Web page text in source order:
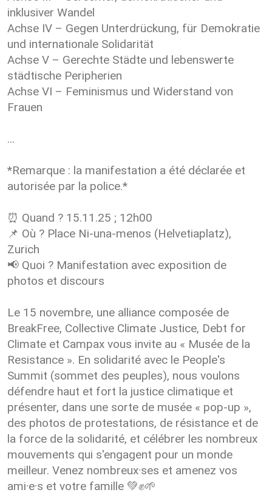
inklusiver Wandel
Achse IV – Gegen Unterdrückung, für Demokratie
und internationale Solidarität
Achse V – Gerechte Städte und lebenswerte
städtische Peripherien
Achse VI – Feminismus und Widerstand von
Frauen
...
*Remarque : la manifestation a été déclarée et
autorisée par la police.*
⏰ Quand ? 15.11.25 ; 12h00
📌 Où ? Place Ni-una-menos (Helvetiaplatz),
Zurich
📢 Quoi ? Manifestation avec exposition de
photos et discours
Le 15 novembre, une alliance composée de
BreakFree, Collective Climate Justice, Debt for
Climate et Campax vous invite au « Musée de la
Resistance ». En solidarité avec le People's
Summit (sommet des peuples), nous voulons
défendre haut et fort la justice climatique et
présenter, dans une sorte de musée « pop-up »,
des photos de protestations, de résistance et de
la force de la solidarité, et célébrer les nombreux
mouvements qui s'engagent pour un monde
meilleur. Venez nombreux·ses et amenez vos
ami·e·s et votre famille 💚✊🌱